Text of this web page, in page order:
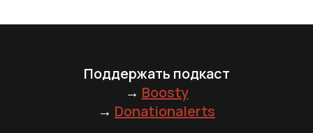
Поддержать подкаст
→ Boosty
→ Donationalerts